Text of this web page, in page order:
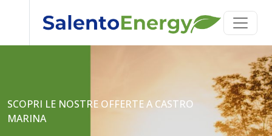
SCOPRI LE NOSTRE OFFERTE A CASTRO
MARINA